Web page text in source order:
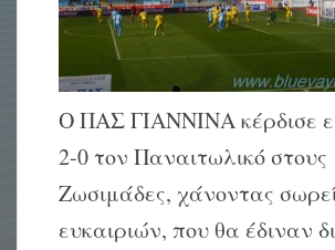
Ο ΠΑΣ ΓΙΑΝΝΙΝΑ κέρδισε
2-0 τον Παναιτωλικό στους
Ζωσιμάδες, χάνοντας
ευκαιριών, που θα έδιναν